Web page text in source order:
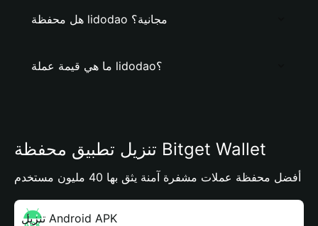
هل محفظة lidodao مجانية؟
ما هي قيمة عملة lidodao؟
تنزيل تطبيق محفظة Bitget Wallet
أفضل محفظة عملات مشفرة آمنة يثق بها 40 مليون مستخدم
تنزيل Android APK